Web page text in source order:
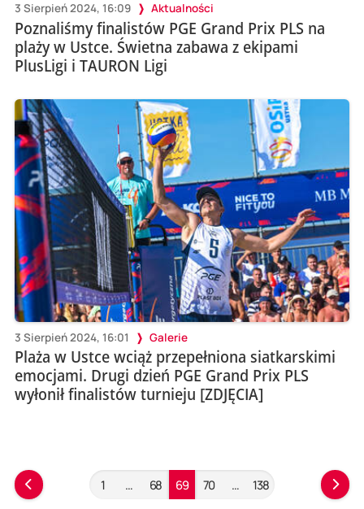
3 Sierpień 2024, 16:09 Aktualności
Poznaliśmy finalistów PGE Grand Prix PLS na
plaży w Ustce. Świetna zabawa z ekipami
PlusLigi i TAURON Ligi
3 Sierpień 2024, 16:01 Galerie
Plaża w Ustce wciąż przepełniona siatkarskimi
emocjami. Drugi dzień PGE Grand Prix PLS
wyłonił finalistów turnieju [ZDJĘCIA]
1 … 68 69 70 … 138